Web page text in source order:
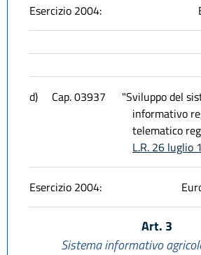
Esercizio 2004:
d) Cap. 03937
"Sviluppo del
informativo
telematico
L.R. 26 luglio
Esercizio 2004:
Art. 3
Sistema informativo